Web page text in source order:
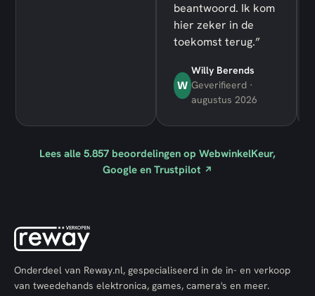
beantwoord. Ik kom
hier zeker in de
toekomst terug.”
W
Willy Berends
Geverifieerd ·
augustus 2026
Lees alle 5.857 beoordelingen op WebwinkelKeur,
Google en Trustpilot ↗
Onderdeel van Reway.nl, gespecialiseerd in de in- en verkoop
van tweedehands elektronica, games, camera's en meer.